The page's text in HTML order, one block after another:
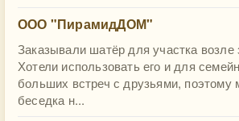
ООО "ПирамидДОМ"
Заказывали шатёр для участка возле
Хотели использовать его и для
больших встреч с друзьями, поэтому
беседка н...